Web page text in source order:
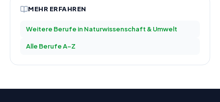
MEHR ERFAHREN
Weitere Berufe in Naturwissenschaft & Umwelt
Alle Berufe A–Z